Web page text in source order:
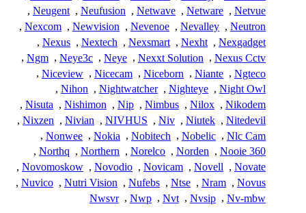
Netvue
,
Netware
,
Netwave
,
Neufusion
,
Neugent
,
Neutron
,
Nevalley
,
Nevenoe
,
Newvision
,
Nexcom
,
Nexgadget
,
Nexht
,
Nexsmart
,
Nextech
,
Nexus
,
Nexus Cctv
,
Nexxt Solution
,
Neye
,
Neye3c
,
Ngm
,
Ngteco
,
Niante
,
Niceborn
,
Nicecam
,
Niceview
,
Night Owl
,
Nighteye
,
Nightwatcher
,
Nihon
,
Nikodem
,
Nilox
,
Nimbus
,
Nip
,
Nishimon
,
Nisuta
,
Nitedevil
,
Niutek
,
Niv
,
NIVHUS
,
Nivian
,
Nixzen
,
Nlc Cam
,
Nobelic
,
Nobitech
,
Nokia
,
Nonwee
,
Nooie 360
,
Norden
,
Norelco
,
Northern
,
Northq
,
Novate
,
Novell
,
Novicam
,
Novodio
,
Novomoskow
,
Novus
,
Nram
,
Ntse
,
Nufebs
,
Nutri Vision
,
Nuvico
,
Nv-mbw
,
Nvsip
,
Nvt
,
Nwp
,
Nwsvr